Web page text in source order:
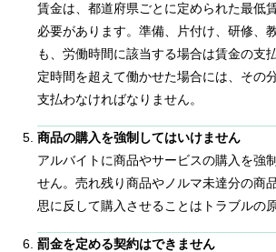
賃金は、都道府県ごとに定められた最低
必要があります。準備、片付け、研修、
も、労働時間に該当する場合は賃金の支
定時間を超えて働かせた場合には、その
支払わなければなりません。
商品の購入を強制してはいけません
アルバイトに商品やサービスの購入を強
せん。売れ残り商品やノルマ未達分の商
思に反して購入させることはトラブルの
罰金を定める契約はできません